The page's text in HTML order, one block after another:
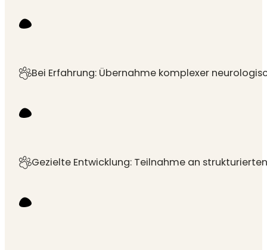
Bei Erfahrung: Übernahme komplexer
Gezielte Entwicklung: Teilnahme an